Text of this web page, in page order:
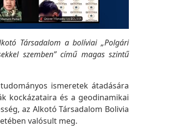
Társadalom a bolíviai „Polgári
szemben” című magas szintű
ismeretek átadására
kockázataira és a geodinamikai
az Alkotó Társadalom Bolivia
valósult meg.